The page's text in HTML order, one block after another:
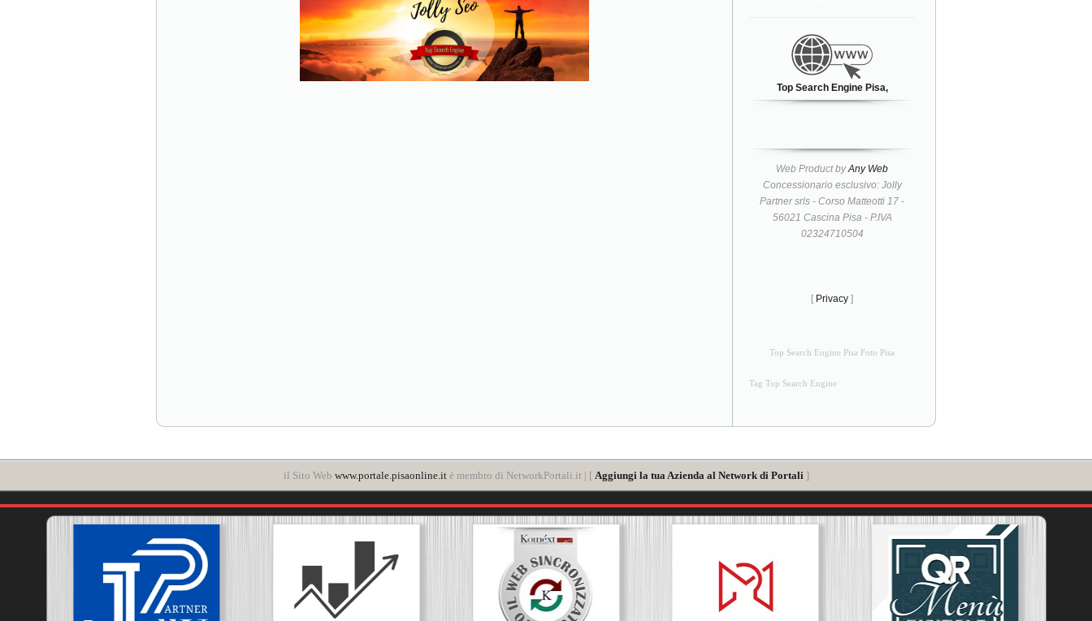
Top Search Engine Pisa,
Web Product byAny Web
Concessionario esclusivo: Jolly
Partner srls - Corso Matteotti 17 -
56021 Cascina Pisa - P.IVA
02324710504
[ Privacy ]
Top Search Engine Pisa Foto Pisa
Tag Top Search Engine
il Sito Web www.portale.pisaonline.itè membro di NetworkPortali.it | [ Aggiungi la tua Azienda al Network di Portali ]